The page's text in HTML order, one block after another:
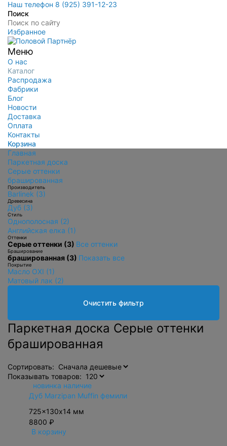
Наш телефон 8 (925) 391-12-23
Поиск
Избранное
Меню
О нас
Каталог
Распродажа
Фабрики
Блог
Новости
Доставка
Оплата
Контакты
Корзина
Главная
Паркетная доска
Серые оттенки
брашированная
Производитель
Barlinek (3)
Древесина
Дуб (3)
Стиль
Однополосная (2)
Английская елка (1)
Оттенки
Серые оттенки (3) Все оттенки
Браширование
брашированная (3) Показать все
Покрытие
Масло OXI (1)
Матовый лак (2)
Очистить фильтр
Паркетная доска Серые оттенки
брашированная
Сортировать:
Показывать товаров:
новинка наличие
Дуб Marzipan Muffin фемили
725x130х14 мм
8800 ₽
В корзину